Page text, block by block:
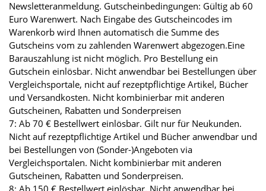
Newsletteranmeldung. Gutscheinbedingungen: Gültig ab 60
Euro Warenwert. Nach Eingabe des Gutscheincodes im
Warenkorb wird Ihnen automatisch die Summe des
Gutscheins vom zu zahlenden Warenwert abgezogen.Eine
Barauszahlung ist nicht möglich. Pro Bestellung ein
Gutschein einlösbar. Nicht anwendbar bei Bestellungen über
Vergleichsportale, nicht auf rezeptpflichtige Artikel, Bücher
und Versandkosten. Nicht kombinierbar mit anderen
Gutscheinen, Rabatten und Sonderpreisen
7: Ab 70 € Bestellwert einlösbar. Gilt nur für Neukunden.
Nicht auf rezeptpflichtige Artikel und Bücher anwendbar und
bei Bestellungen von (Sonder-)Angeboten via
Vergleichsportalen. Nicht kombinierbar mit anderen
Gutscheinen, Rabatten und Sonderpreisen.